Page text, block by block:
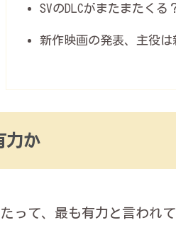
SVのDLCがまたまたくる
新作映画の発表、主役は
力か
って、最も有力と言われ